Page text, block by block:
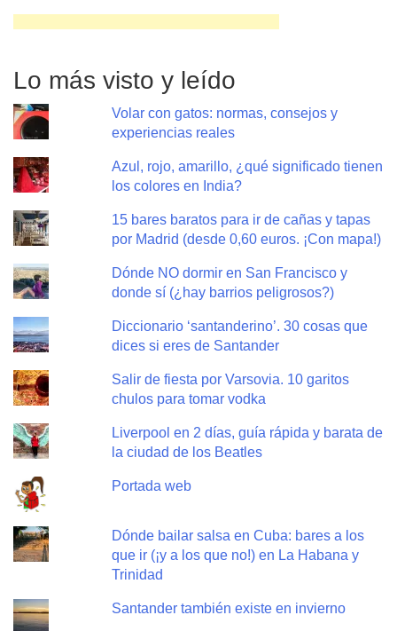
Lo más visto y leído
Volar con gatos: normas, consejos y
experiencias reales
Azul, rojo, amarillo, ¿qué significado tienen
los colores en India?
15 bares baratos para ir de cañas y tapas
por Madrid (desde 0,60 euros. ¡Con mapa!)
Dónde NO dormir en San Francisco y
donde sí (¿hay barrios peligrosos?)
Diccionario ‘santanderino’. 30 cosas que
dices si eres de Santander
Salir de fiesta por Varsovia. 10 garitos
chulos para tomar vodka
Liverpool en 2 días, guía rápida y barata de
la ciudad de los Beatles
Portada web
Dónde bailar salsa en Cuba: bares a los
que ir (¡y a los que no!) en La Habana y
Trinidad
Santander también existe en invierno